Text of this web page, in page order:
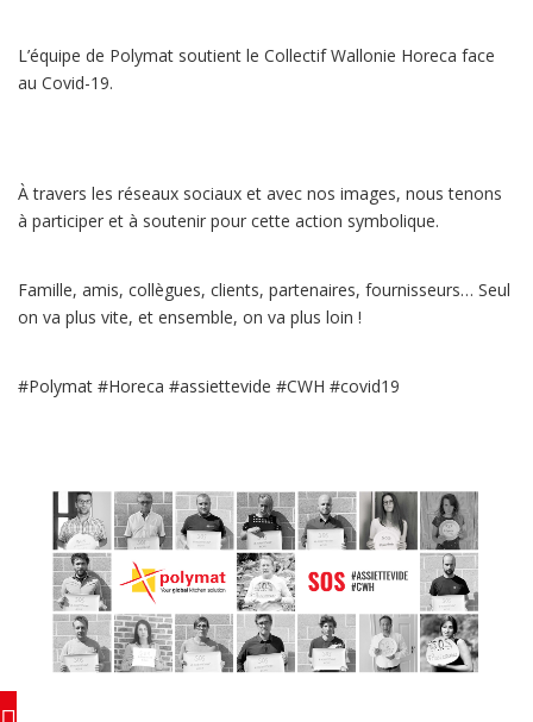
L’équipe de Polymat soutient le Collectif Wallonie Horeca face
au Covid-19.
À travers les réseaux sociaux et avec nos images, nous tenons
à participer et à soutenir pour cette action symbolique.
Famille, amis, collègues, clients, partenaires, fournisseurs… Seul
on va plus vite, et ensemble, on va plus loin !
#Polymat #Horeca #assiettevide #CWH #covid19